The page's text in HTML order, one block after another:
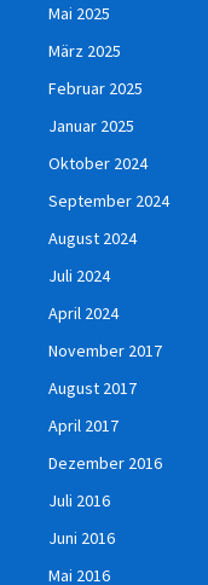
Mai 2025
März 2025
Februar 2025
Januar 2025
Oktober 2024
September 2024
August 2024
Juli 2024
April 2024
November 2017
August 2017
April 2017
Dezember 2016
Juli 2016
Juni 2016
Mai 2016